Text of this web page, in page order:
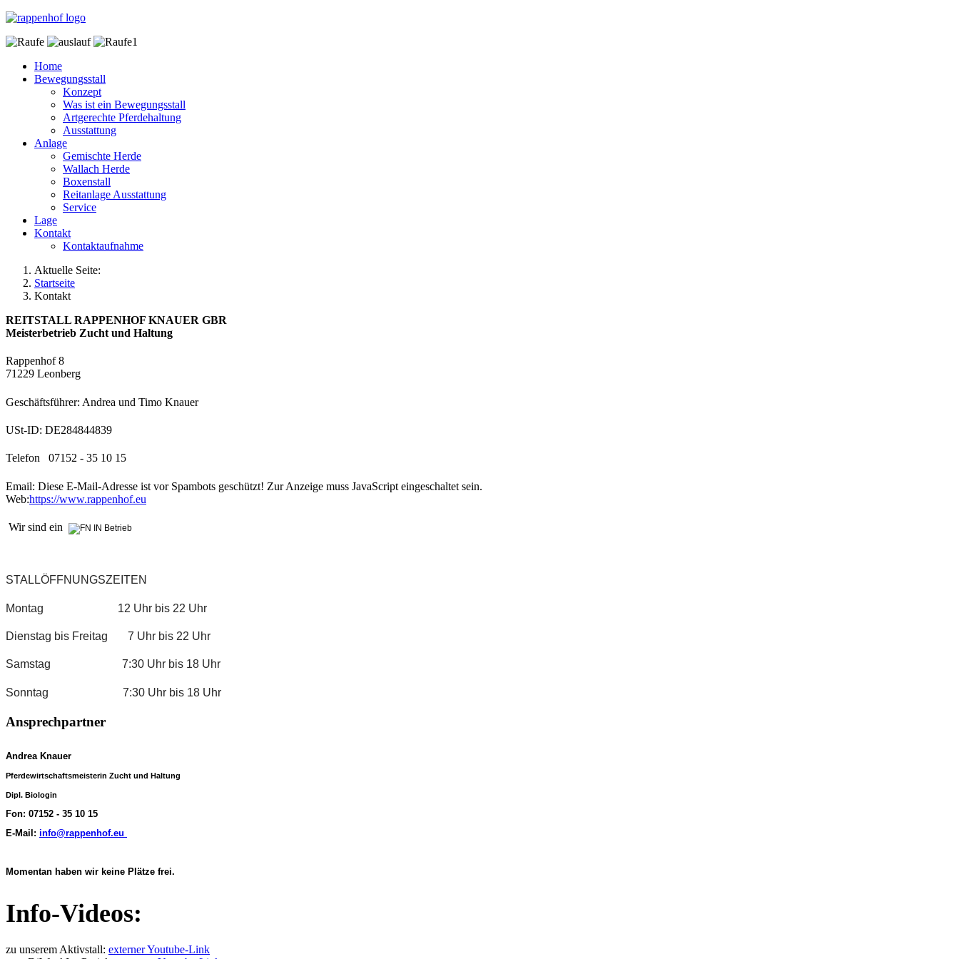
Home
Bewegungsstall
Konzept
Was ist ein Bewegungsstall
Artgerechte Pferdehaltung
Ausstattung
Anlage
Gemischte Herde
Wallach Herde
Boxenstall
Reitanlage Ausstattung
Service
Lage
Kontakt
Kontaktaufnahme
Aktuelle Seite:
Startseite
Kontakt
REITSTALL RAPPENHOF KNAUER GBR
Meisterbetrieb Zucht und Haltung
Rappenhof 8
71229 Leonberg
Geschäftsführer: Andrea und Timo Knauer
USt-ID: DE284844839
Telefon 07152 - 35 10 15
Email: Diese E-Mail-Adresse ist vor Spambots geschützt! Zur Anzeige muss JavaScript eingeschaltet sein.
Web:https://www.rappenhof.eu
Wir sind ein
STALLÖFFNUNGSZEITEN
Montag 12 Uhr bis 22 Uhr
Dienstag bis Freitag 7 Uhr bis 22 Uhr
Samstag 7:30 Uhr bis 18 Uhr
Sonntag 7:30 Uhr bis 18 Uhr
Ansprechpartner
Andrea Knauer
Pferdewirtschaftsmeisterin Zucht und Haltung
Dipl. Biologin
Fon: 07152 - 35 10 15
E-Mail: info@rappenhof.eu
Momentan haben wir keine Plätze frei.
Info-Videos:
zu unserem Aktivstall: externer Youtube-Link